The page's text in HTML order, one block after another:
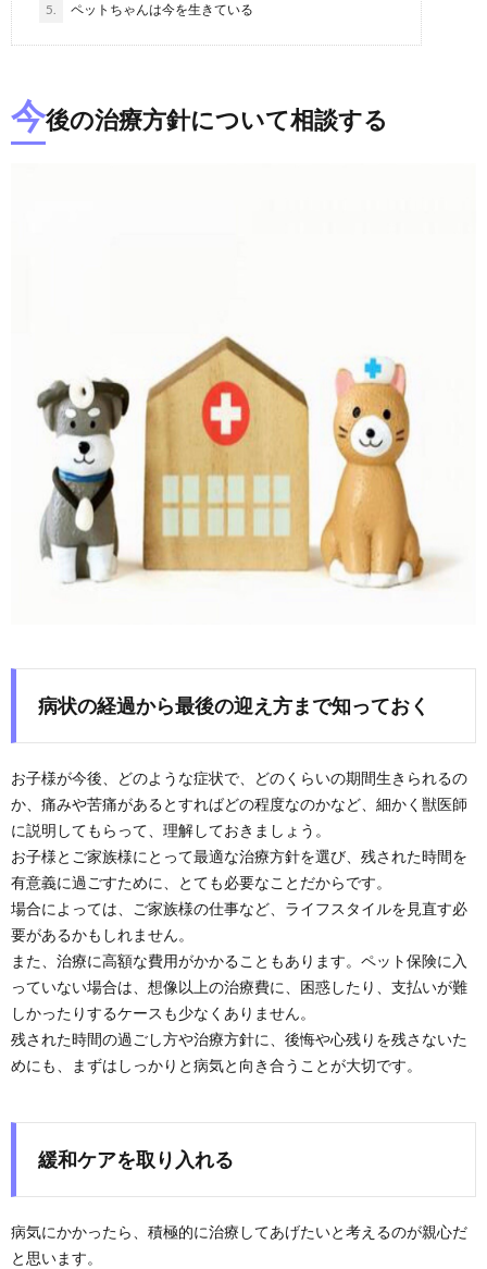
5. ペットちゃんは今を生きている
今後の治療方針について相談する
病状の経過から最後の迎え方まで知っておく
お子様が今後、どのような症状で、どのくらいの期間生きられるの
か、痛みや苦痛があるとすればどの程度なのかなど、細かく獣医師
に説明してもらって、理解しておきましょう。
お子様とご家族様にとって最適な治療方針を選び、残された時間を
有意義に過ごすために、とても必要なことだからです。
場合によっては、ご家族様の仕事など、ライフスタイルを見直す必
要があるかもしれません。
また、治療に高額な費用がかかることもあります。ペット保険に入
っていない場合は、想像以上の治療費に、困惑したり、支払いが難
しかったりするケースも少なくありません。
残された時間の過ごし方や治療方針に、後悔や心残りを残さないた
めにも、まずはしっかりと病気と向き合うことが大切です。
緩和ケアを取り入れる
病気にかかったら、積極的に治療してあげたいと考えるのが親心だ
と思います。